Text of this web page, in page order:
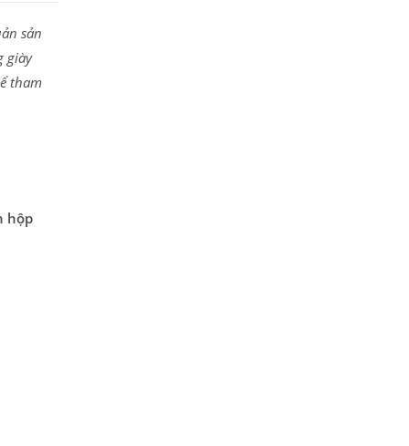
sản
giày
tham
hộp